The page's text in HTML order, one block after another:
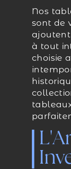
Nos
sont de
à tout
choisie